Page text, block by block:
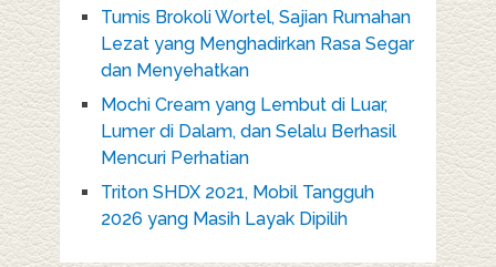
Tumis Brokoli Wortel, Sajian Rumahan
Lezat yang Menghadirkan Rasa Segar
dan Menyehatkan
Mochi Cream yang Lembut di Luar,
Lumer di Dalam, dan Selalu Berhasil
Mencuri Perhatian
Triton SHDX 2021, Mobil Tangguh
2026 yang Masih Layak Dipilih